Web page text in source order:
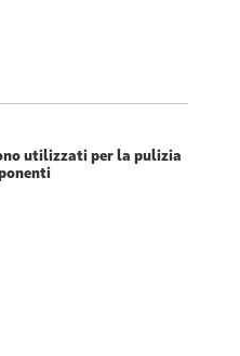
utilizzati per la pulizia